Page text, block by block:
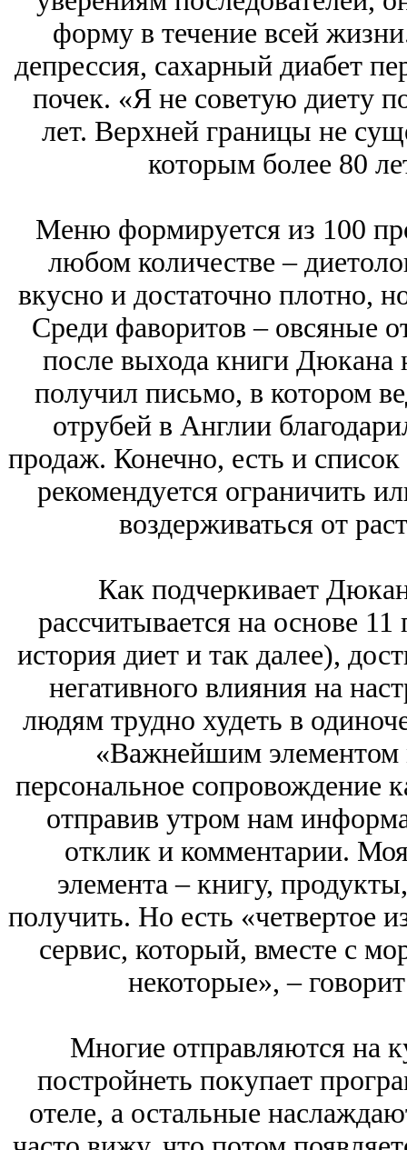
форму в течение всей
депрессия, сахарный диабет
почек. «Я не советую диету
лет. Верхней границы не
которым более 80
Меню формируется из 100
любом количестве –
вкусно и достаточно плотно,
Среди фаворитов – овсяные
после выхода книги Дюкана
получил письмо, в котором
отрубей в Англии
продаж. Конечно, есть и
рекомендуется ограничить
воздерживаться от
Как подчеркивает
рассчитывается на основе
история диет и так далее),
негативного влияния на
людям трудно худеть в
«Важнейшим элементом
персональное сопровождение
отправив утром нам
отклик и комментарии.
элемента – книгу,
получить. Но есть «четвертое
сервис, который, вместе с
некоторые», –
Многие отправляются на
постройнеть покупает
отеле, а остальные